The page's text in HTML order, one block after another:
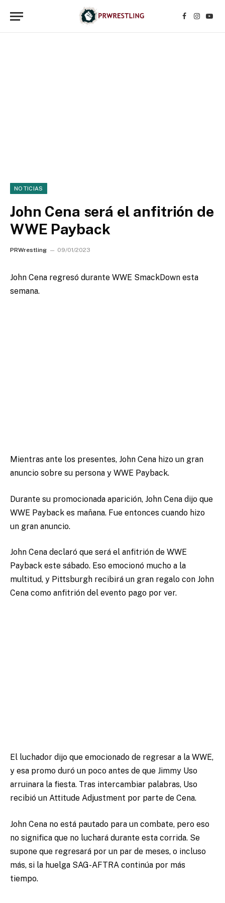
Facebook
NOTICIAS
John Cena será el anfitrión de
WWE Payback
PRWrestling 09/01/2023
John Cena regresó durante WWE SmackDown esta
semana.
Mientras ante los presentes, John Cena hizo un gran
anuncio sobre su persona y WWE Payback.
Durante su promocionada aparición, John Cena dijo que
WWE Payback es mañana. Fue entonces cuando hizo
un gran anuncio.
John Cena declaró que será el anfitrión de WWE
Payback este sábado. Eso emocionó mucho a la
multitud, y Pittsburgh recibirá un gran regalo con John
Cena como anfitrión del evento pago por ver.
El luchador dijo que emocionado de regresar a la WWE,
y esa promo duró un poco antes de que Jimmy Uso
arruinara la fiesta. Tras intercambiar palabras, Uso
recibió un Attitude Adjustment por parte de Cena.
John Cena no está pautado para un combate, pero eso
no significa que no luchará durante esta corrida. Se
supone que regresará por un par de meses, o incluso
más, si la huelga SAG-AFTRA continúa por más
tiempo.